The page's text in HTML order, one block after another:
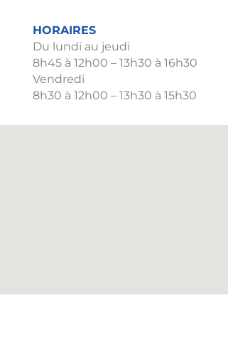
HORAIRES
Du lundi au jeudi
8h45 à 12h00 – 13h30 à 16h30
Vendredi
8h30 à 12h00 – 13h30 à 15h30